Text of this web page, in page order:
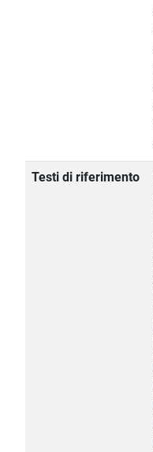
Testi di riferimento